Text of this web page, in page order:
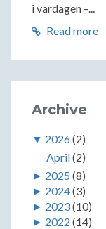
i vardagen –...
Read more
Archive
▼ 2026(2)
April(2)
► 2025 (8)
► 2024(3)
► 2023(10)
► 2022 (14)